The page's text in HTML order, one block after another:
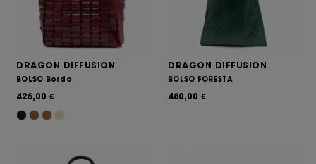
DRAGON DIFFUSION
BOLSO Bordo
426,00 €
DRAGON DIFFUSION
BOLSO FORESTA
480,00 €